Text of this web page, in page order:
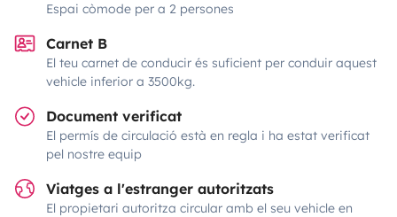
Espai còmode per a 2 persones
Carnet B
El teu carnet de conducir és suficient per conduir aquest
vehicle inferior a 3500kg.
Document verificat
El permís de circulació està en regla i ha estat verificat
pel nostre equip
Viatges a l'estranger autoritzats
El propietari autoritza circular amb el seu vehicle en